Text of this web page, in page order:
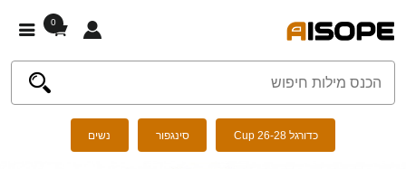
0
כדורגל Cup 26-28 סינגפור נשים